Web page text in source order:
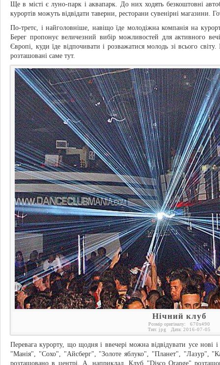
Ще в місті є луно-парк і аквапарк. До них ходять безкоштовні
курортів можуть відвідати таверни, ресторани сувенірні магазини.
По-третє, і найголовніше, навіщо їде молодіжна компанія на
Берег пропонує величезний вибір можливостей для активного
Європі, куди їде відпочивати і розважатися молодь зі всього
розташовані саме тут.
Нічний клуб
Розмір оригіналу: 670x490
Тип: jpg Дата: 2016-07-05
Перевага курорту, що щодня і ввечері можна відвідувати усе нові
"Манія", "Сохо", "Айсберг", "Золоте яблуко", "Планет", "Лазур",
розташовано в центрі. А, наприклад, Клуб "Disco Orange"